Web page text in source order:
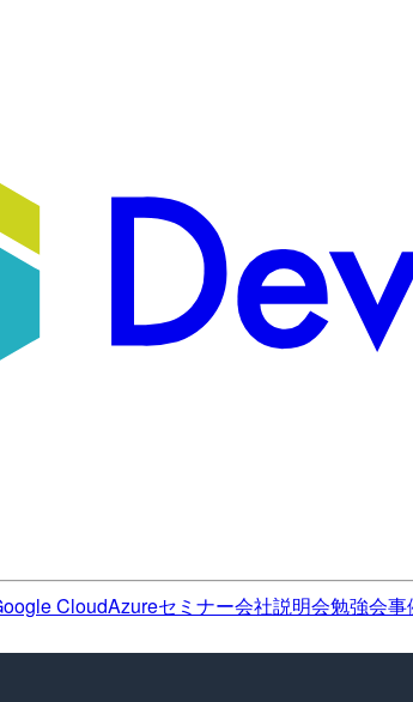
CloudAzureセミナー会社説明会勉強会事